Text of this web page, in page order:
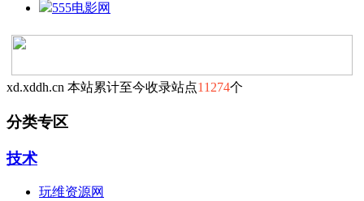
555电影网
xd.xddh.cn 本站累计至今收录站点11274个
分类专区
技术
玩维资源网